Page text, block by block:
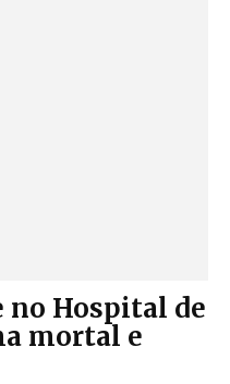
no Hospital de
mortal e